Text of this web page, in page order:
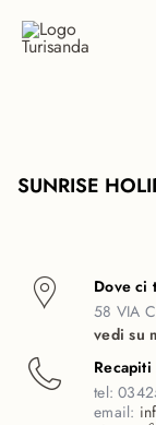
SUNRISE
Dove ci
58 VIA
vedi su
Recapiti
tel:
email: